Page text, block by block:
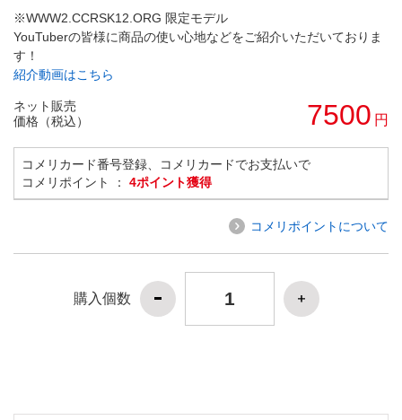
※WWW2.CCRSK12.ORG 限定モデル
YouTuberの皆様に商品の使い心地などをご紹介いただいておりま
す！
紹介動画はこちら
ネット販売
価格（税込）
7500 円
コメリカード番号登録、コメリカードでお支払いで
コメリポイント ： 4ポイント獲得
コメリポイントについて
購入個数